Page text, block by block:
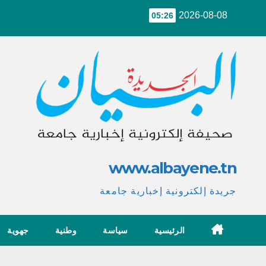
2026-08-08
05:26
www.albayene.tn
جريدة إلكترونية إخبارية جامعة
الرئيسية سياسة وطنية جهوية